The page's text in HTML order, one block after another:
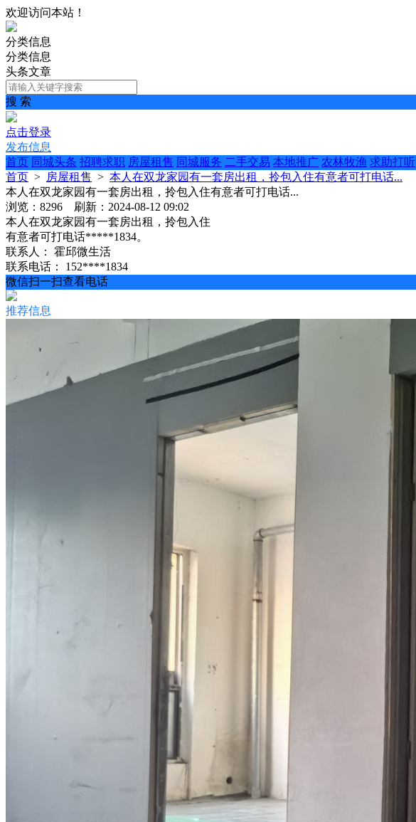
欢迎访问本站！
分类信息
分类信息
头条文章
搜 索
点击登录
发布信息
首页 同城头条 招聘求职 房屋租售 同城服务 二手交易 本地推广 农林牧渔 求助打听
首页 > 房屋租售 > 本人在双龙家园有一套房出租，拎包入住有意者可打电话...
本人在双龙家园有一套房出租，拎包入住有意者可打电话...
浏览：8296 刷新：2024-08-12 09:02
本人在双龙家园有一套房出租，拎包入住
有意者可打电话*****1834。
联系人：
霍邱微生活
联系电话：
152****1834
微信扫一扫查看电话
推荐信息